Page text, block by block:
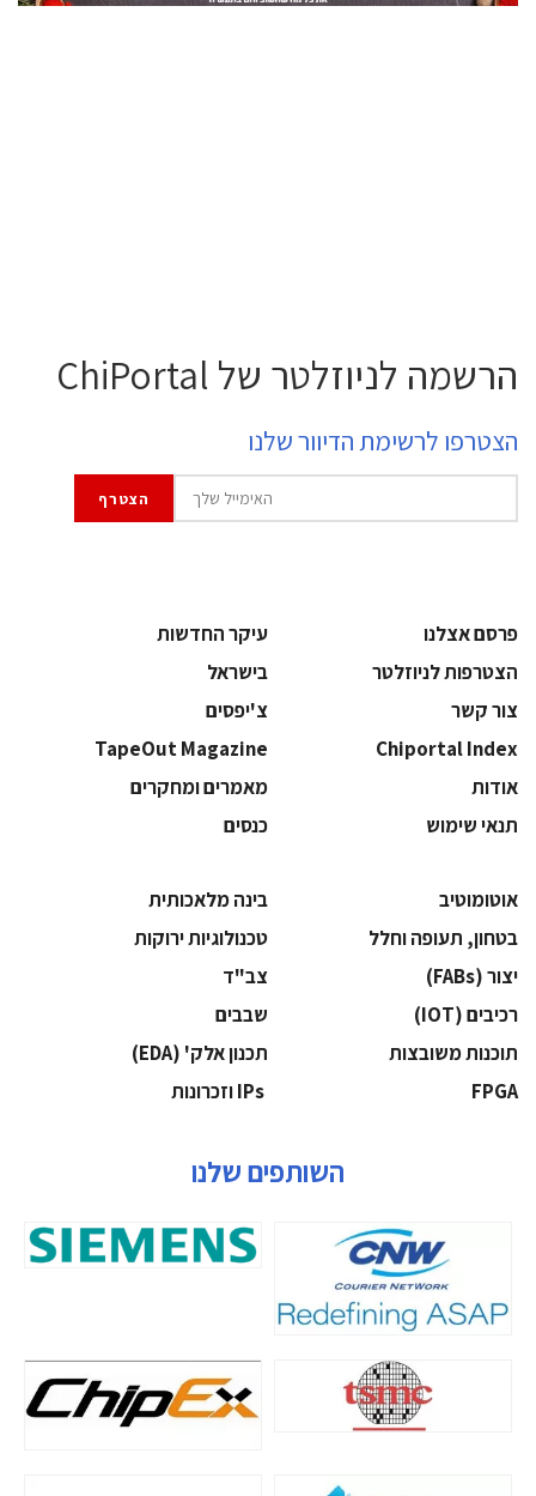
הרשמה לניוזלטר של ChiPortal
הצטרפו לרשימת הדיוור שלנו
פרסם אצלנו
עיקר החדשות
הצטרפות לניוזלטר
בישראל
צור קשר
צ'יפסים
Chiportal Index
TapeOut Magazine
אודות
מאמרים ומחקרים
תנאי שימוש
כנסים
אוטומוטיב
בינה מלאכותית
בטחון, תעופה וחלל
‫טכנולוגיות ירוקות‬
‫יצור (‪(FABs‬‬
‫צב"ד‬
‫רכיבים‬ (IOT)
‫שבבים‬
‫תוכנות משובצות‬
‫תכנון אלק' (‪(EDA‬‬
‫‪FPGA‬‬
השותפים שלנו